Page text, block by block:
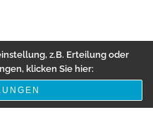
z.B. Erteilung oder
klicken Sie hier: